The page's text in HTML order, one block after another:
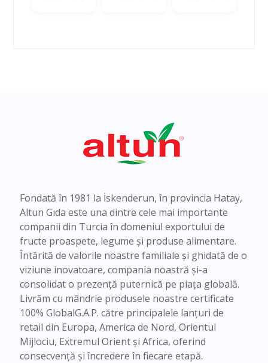
Fondată în 1981 la İskenderun, în provincia Hatay,
Altun Gıda este una dintre cele mai importante
companii din Turcia în domeniul exportului de
fructe proaspete, legume și produse alimentare.
Întărită de valorile noastre familiale și ghidată de o
viziune inovatoare, compania noastră și-a
consolidat o prezență puternică pe piața globală.
Livrăm cu mândrie produsele noastre certificate
100% GlobalG.A.P. către principalele lanțuri de
retail din Europa, America de Nord, Orientul
Mijlociu, Extremul Orient și Africa, oferind
consecvență și încredere în fiecare etapă.